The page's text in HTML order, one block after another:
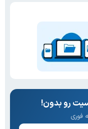
رو بدون!